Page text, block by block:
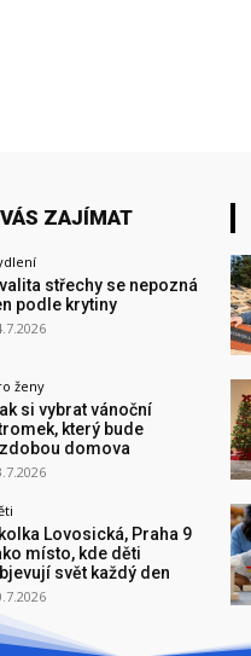
ZAJÍMAT
střechy se nepozná
podle krytiny
ženy
si vybrat vánoční
který bude
domova
Lovosická, Praha 9
místo, kde děti
svět každý den